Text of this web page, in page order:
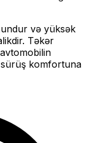
və yüksək
Təkər
komfortuna